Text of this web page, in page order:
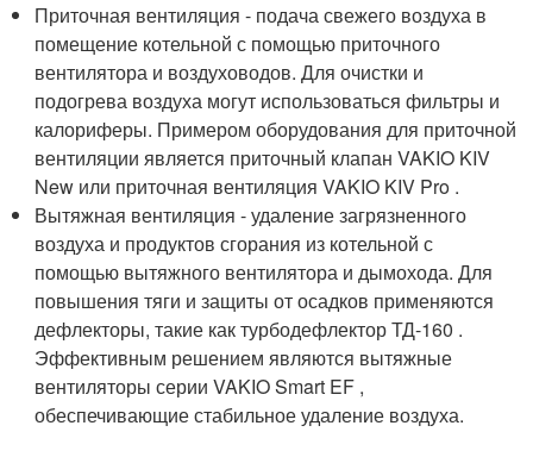
Приточная вентиляция - подача свежего воздуха в
помещение котельной с помощью приточного
вентилятора и воздуховодов. Для очистки и
подогрева воздуха могут использоваться фильтры и
калориферы. Примером оборудования для приточной
вентиляции является приточный клапан VAKIO KIV
New или приточная вентиляция VAKIO KIV Pro .
Вытяжная вентиляция - удаление загрязненного
воздуха и продуктов сгорания из котельной с
помощью вытяжного вентилятора и дымохода. Для
повышения тяги и защиты от осадков применяются
дефлекторы, такие как турбодефлектор ТД-160 .
Эффективным решением являются вытяжные
вентиляторы серии VAKIO Smart EF ,
обеспечивающие стабильное удаление воздуха.